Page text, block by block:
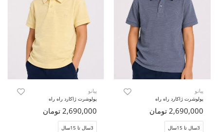
پیانو
پولوشرت ژاکارد راه راه
2,690,000 تومان
3سال تا 15سال
پیانو
پولوشرت ژاکارد راه راه
2,690,000 تومان
3سال تا 15سال